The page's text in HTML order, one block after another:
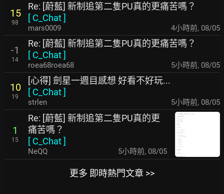
15
98
Re: [蔚藍] 新制追第二隻PU真的更痛苦嗎？
[ C_Chat]
mars0009 4小時前, 08/05
-1
14
Re: [蔚藍] 新制追第二隻PU真的更痛苦嗎？
[ C_Chat]
roea68roea68 5小時前, 08/05
10
19
[心得] 劍星一週目感想 好看不好玩...
[ C_Chat]
strlen 5小時前, 08/05
1
15
Re: [蔚藍] 新制追第二隻PU真的更
痛苦嗎？
[ C_Chat]
NeQQ 5小時前, 08/05
更多 即時熱門文章 >>